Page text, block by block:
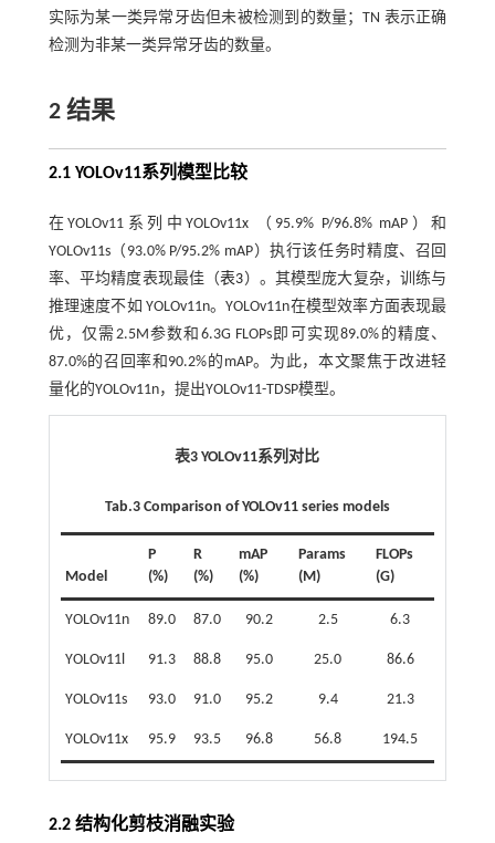
实际为某一类异常牙齿但未被检测到的数量；TN 表示正确
检测为非某一类异常牙齿的数量。
2 结果
2.1 YOLOv11系列模型比较
在YOLOv11系列中YOLOv11x （95.9% P/96.8% mAP）和
YOLOv11s（93.0% P/95.2% mAP）执行该任务时精度、召回
率、平均精度表现最佳（表3）。其模型庞大复杂，训练与
推理速度不如 YOLOv11n。YOLOv11n在模型效率方面表现最
优，仅需2.5M参数和6.3G FLOPs即可实现89.0%的精度、
87.0%的召回率和90.2%的mAP。为此，本文聚焦于改进轻
量化的YOLOv11n，提出YOLOv11-TDSP模型。
表3 YOLOv11系列对比
Tab.3 Comparison of YOLOv11 series models
Model
P
(%)
R
(%)
mAP
(%)
Params
(M)
FLOPs
(G)
YOLOv11n 89.0 87.0 90.2 2.5 6.3
YOLOv11l 91.3 88.8 95.0 25.0 86.6
YOLOv11s 93.0 91.0 95.2 9.4 21.3
YOLOv11x 95.9 93.5 96.8 56.8 194.5
2.2 结构化剪枝消融实验